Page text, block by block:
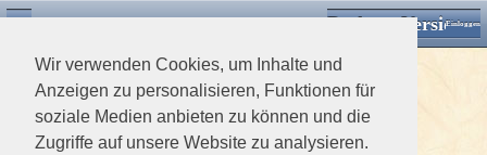
Wir verwenden Cookies, um Inhalte und
Anzeigen zu personalisieren, Funktionen für
soziale Medien anbieten zu können und die
Zugriffe auf unsere Website zu analysieren.
Desktop VersionEinloggen